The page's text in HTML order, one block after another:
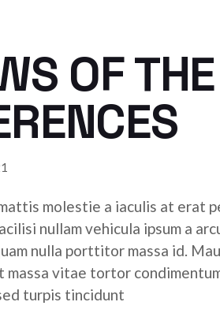
OF
molestie a iaculis at erat
nullam vehicula ipsum a
nulla porttitor massa id.
massa vitae tortor
turpis tincidunt